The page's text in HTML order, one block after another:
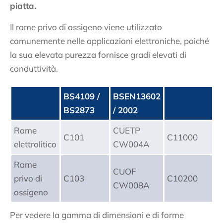
piatta.
Il rame privo di ossigeno viene utilizzato
comunemente nelle applicazioni elettroniche, poiché
la sua elevata purezza fornisce gradi elevati di
conduttività.
BS4109 /
BS2873
BSEN13602
/ 2002
Rame
elettrolitico
C101
CUETP
CW004A
C11000
Rame
privo di
ossigeno
C103
CUOF
CW008A
C10200
Per vedere la gamma di dimensioni e di forme